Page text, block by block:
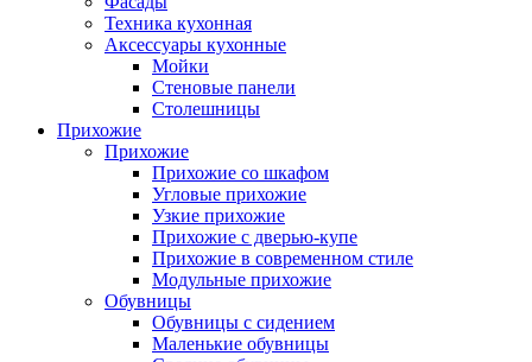
Техника кухонная
Аксессуары кухонные
Мойки
Стеновые панели
Столешницы
Прихожие
Прихожие
Прихожие со шкафом
Угловые прихожие
Узкие прихожие
Прихожие с дверью-купе
Прихожие в современном стиле
Модульные прихожие
Обувницы
Обувницы с сидением
Маленькие обувницы